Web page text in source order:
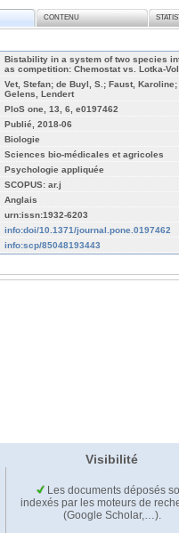
CONTENU
Bistability in a system of two species
as competition: Chemostat vs. Lotka-
Vet, Stefan; de Buyl, S.; Faust,
Gelens, Lendert
PloS one, 13, 6, e0197462
Publié, 2018-06
Biologie
Sciences bio-médicales et agricoles
Psychologie appliquée
SCOPUS: ar.j
Anglais
urn:issn:1932-6203
info:doi/10.1371/journal.pone.0197462
info:scp/85048193443
Visibilité
Les documents déposés
indexés par les moteurs de
(Google Scholar,…).